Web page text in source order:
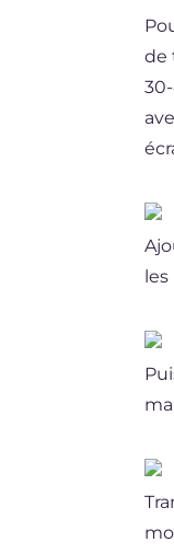
de
les